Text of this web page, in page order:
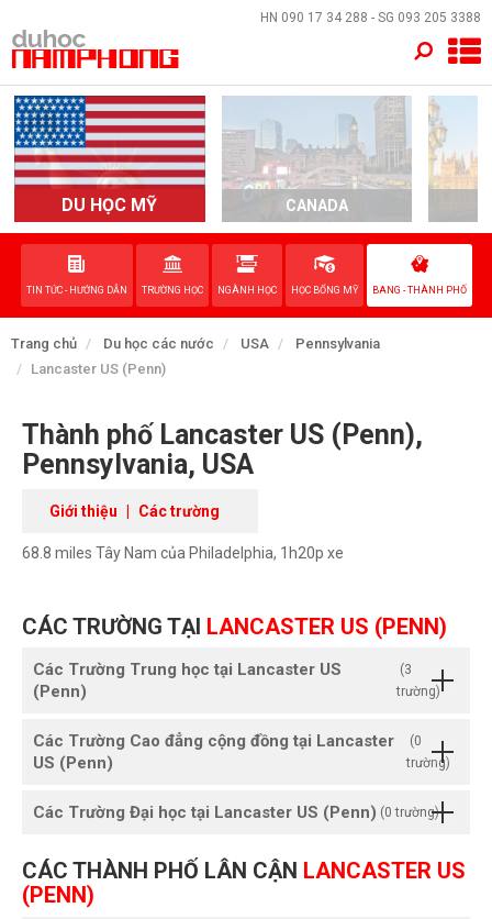
HN 090 17 34 288 - SG 093 205 3388
DU HỌC MỸ CANADA
TIN TỨC - HƯỚNG DẪN TRƯỜNG HỌC NGÀNH HỌC HỌC BỔNG MỸ BANG - THÀNH PHỐ
Trang chủ Du học các nước USA
Pennsylvania
Lancaster US (Penn)
Thành phố Lancaster US (Penn),
Pennsylvania, USA
Giới thiệu | Các trường
68.8 miles Tây Nam của Philadelphia, 1h20p xe
CÁC TRƯỜNG TẠI LANCASTER US (PENN)
Các Trường Trung học tại Lancaster US
(Penn)
(3
trường)
Các Trường Cao đẳng cộng đồng tại Lancaster
US (Penn)
(0
trường)
Các Trường Đại học tại Lancaster US (Penn) (0 trường)
CÁC THÀNH PHỐ LÂN CẬN LANCASTER US
(PENN)
×
TRANG CHỦ
QUỐC GIA
EVENTS
DỊCH VỤ
VỀ NAM PHONG
LIÊN HỆ